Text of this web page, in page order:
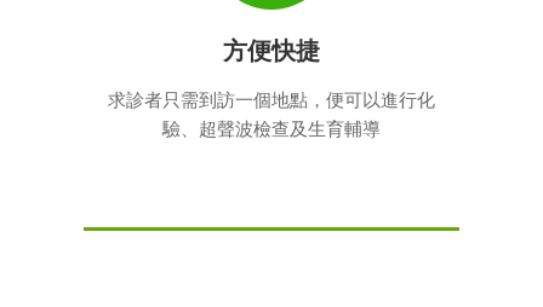
方便快捷
求診者只需到訪一個地點，便可以進行化
驗、超聲波檢查及生育輔導